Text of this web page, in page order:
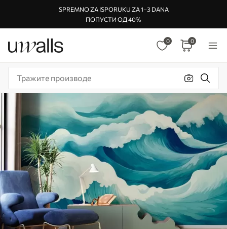
SPREMNO ZA ISPORUKU ZA 1–3 DANA
ПОПУСТИ ОД 40%
0 0